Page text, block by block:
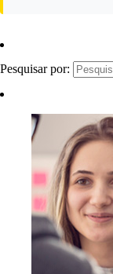
Pesquisar por: